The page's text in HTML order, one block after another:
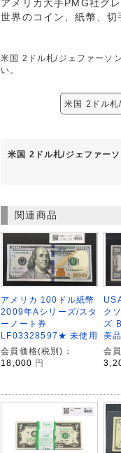
アメリカ大手PMG社グ
世界のコイン、紙幣、切
米国 2ドル札/ジェファーソ
い。
米国 2ドル
米国 2ドル札/ジェファー
関連商品
アメリカ 100ドル紙幣
2009年Aシリーズ/スタ
ーノート券
LF03328597★ 未使用
会員価格(税別)：
18,000 円
ク
ズ
美品
会